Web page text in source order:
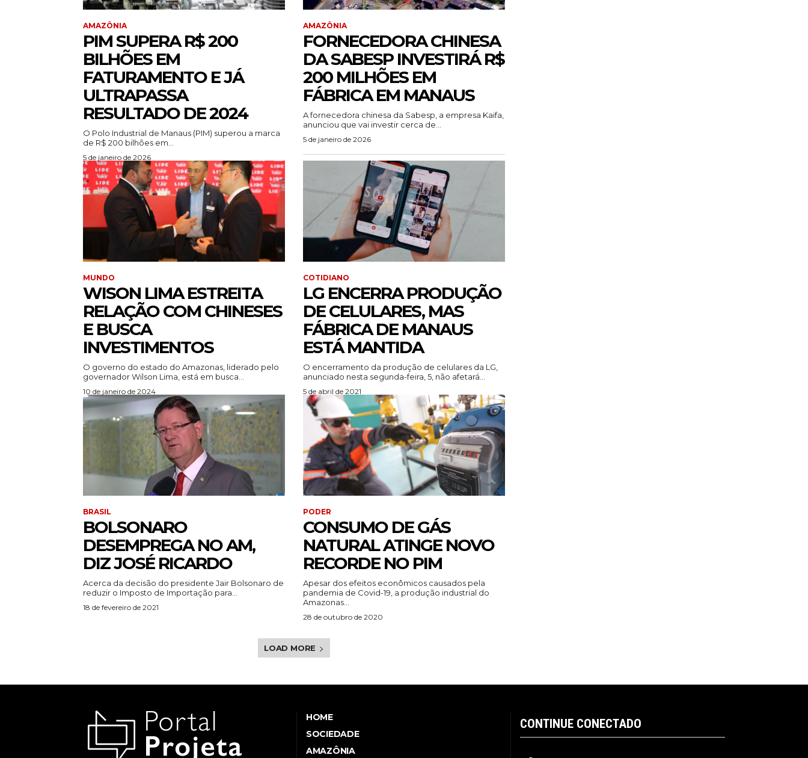
AMAZÔNIA
PIM SUPERA R$ 200
BILHÕES EM
FATURAMENTO E JÁ
ULTRAPASSA
RESULTADO DE 2024
O Polo Industrial de Manaus (PIM) superou a marca
de R$ 200 bilhões em...
5 de janeiro de 2026
AMAZÔNIA
FORNECEDORA CHINESA
DA SABESP INVESTIRÁ R$
200 MILHÕES EM
FÁBRICA EM MANAUS
A fornecedora chinesa da Sabesp, a empresa Kaifa,
anunciou que vai investir cerca de...
5 de janeiro de 2026
MUNDO
WISON LIMA ESTREITA
RELAÇÃO COM CHINESES
E BUSCA
INVESTIMENTOS
O governo do estado do Amazonas, liderado pelo
governador Wilson Lima, está em busca...
10 de janeiro de 2024
COTIDIANO
LG ENCERRA PRODUÇÃO
DE CELULARES, MAS
FÁBRICA DE MANAUS
ESTÁ MANTIDA
O encerramento da produção de celulares da LG,
anunciado nesta segunda-feira, 5, não afetará...
5 de abril de 2021
BRASIL
BOLSONARO
DESEMPREGA NO AM,
DIZ JOSÉ RICARDO
Acerca da decisão do presidente Jair Bolsonaro de
reduzir o Imposto de Importação para...
18 de fevereiro de 2021
PODER
CONSUMO DE GÁS
NATURAL ATINGE NOVO
RECORDE NO PIM
Apesar dos efeitos econômicos causados pela
pandemia de Covid-19, a produção industrial do
Amazonas...
28 de outubro de 2020
LOAD MORE
HOME
SOCIEDADE
AMAZÔNIA
CONTINUE CONECTADO